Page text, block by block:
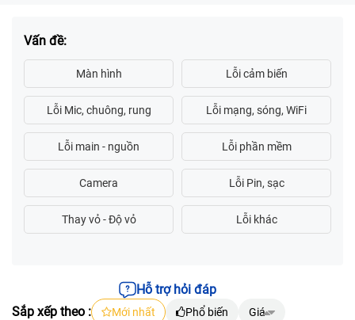
Vấn đề:
Hỗ trợ hỏi đáp
Sắp xếp theo :
Mới nhất Phổ biến Giá